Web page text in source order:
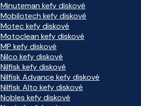
Minuteman kefy diskové
Mobilotech kefy diskové
Motec kefy diskové
Motoclean kefy diskové
MP kefy diskové
Nilco kefy diskové
Nilfisk kefy diskové
Nilfisk Advance kefy diskové
Nilfisk Alto kefy diskové
Nobles kefy diskové